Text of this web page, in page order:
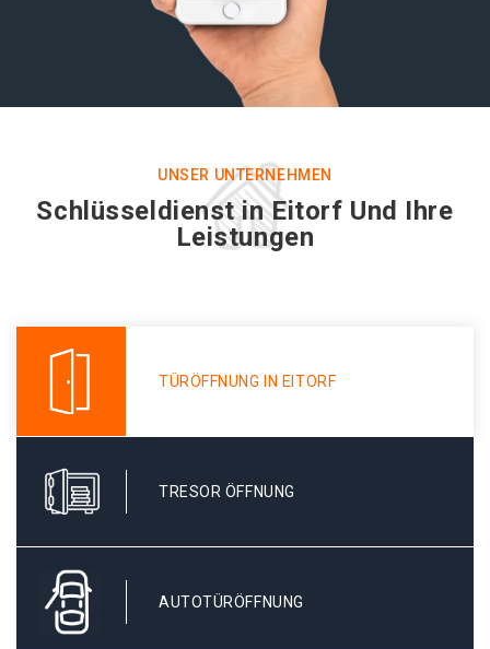
UNSER UNTERNEHMEN
Schlüsseldienst in Eitorf Und Ihre
Leistungen
TÜRÖFFNUNG IN EITORF
TRESOR ÖFFNUNG
AUTOTÜRÖFFNUNG